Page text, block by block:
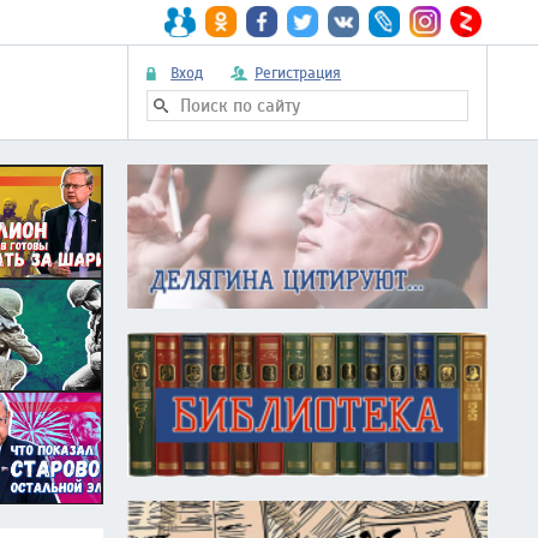
Вход Регистрация